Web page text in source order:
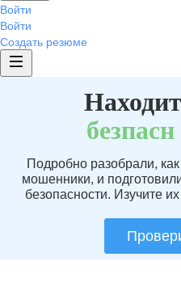
Войти
Войти
Создать резюме
безпасн
Подробно разобрали,
мошенники, и
безопасности. Изучите